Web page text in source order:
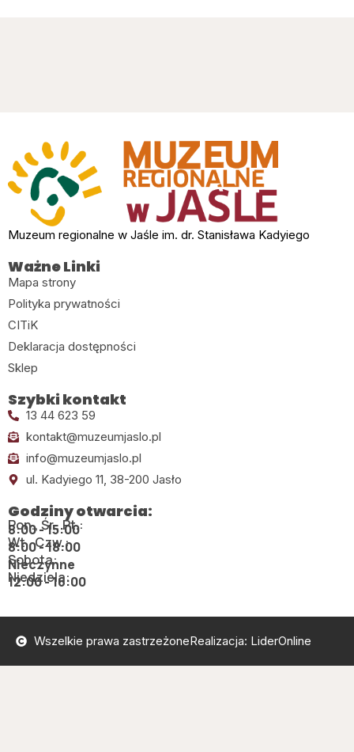
Muzeum regionalne w Jaśle im. dr. Stanisława Kadyiego
Ważne Linki
Mapa strony
Polityka prywatności
CITiK
Deklaracja dostępności
Sklep
Szybki kontakt
13 44 623 59
kontakt@muzeumjaslo.pl
info@muzeumjaslo.pl
ul. Kadyiego 11, 38-200 Jasło
Godziny otwarcia:
Pon., Śr., Pt.:
8:00 - 15:00
Wt., Czw.:
8:00 - 18:00
Sobota:
Nieczynne
Niedziela:
12:00 - 16:00
Wszelkie prawa zastrzeżoneRealizacja: LiderOnline